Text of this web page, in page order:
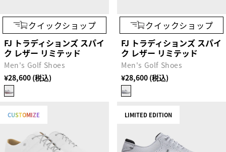
クイックショップ
FJ トラディションズ スパイ
ク レザー リミテッド
Men's Golf Shoes
¥28,600 (税込)
クイックショップ
FJ トラディションズ スパイ
ク レザー リミテッド
Men's Golf Shoes
¥28,600 (税込)
CUSTOMIZE LIMITED EDITION